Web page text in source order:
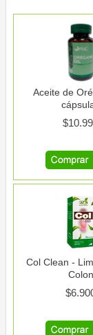
Comprar
Despacho
Contáctenos
Condiciones
Aceite de
Col Clean -
Colon